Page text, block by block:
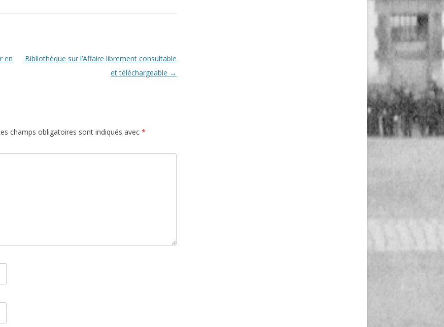
en
Bibliothèque sur l’Affaire librement consultable
et téléchargeable →
champs obligatoires sont indiqués avec *